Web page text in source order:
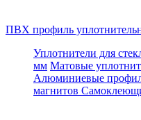
ПВХ профиль
Уплотнители для
мм Матовые
Алюминиевые
магнитов